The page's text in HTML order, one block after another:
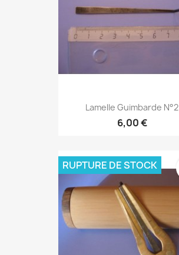
Lamelle Guimbarde N°2
6,00 €
RUPTURE DE STOCK